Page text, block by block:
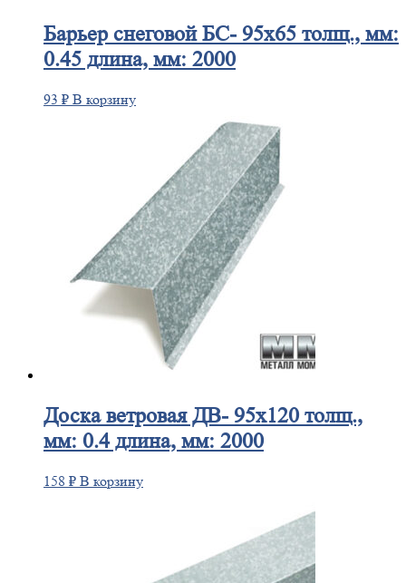
Барьерснеговой БС- 95х65 толщ., мм:
0.45 длина, мм: 2000
93 ₽ В корзину
Доскаветровая ДВ- 95х120 толщ.,
мм: 0.4 длина, мм: 2000
158 ₽ В корзину